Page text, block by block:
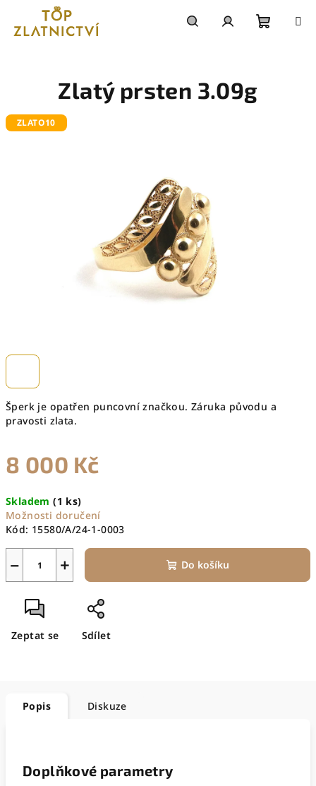
obsah
Šperk je opatřen puncovní značkou. Záruka původu a
pravosti zlata.
8 000 Kč
cena:
Skladem(1 ks)
Možnosti doručení
Kód: 15580/A/24-1-0003
+
− Do košíku
Zeptat se Sdílet
Zlatý prsten 3.09g
ZLATO10
Popis Diskuze
Doplňkové parametry